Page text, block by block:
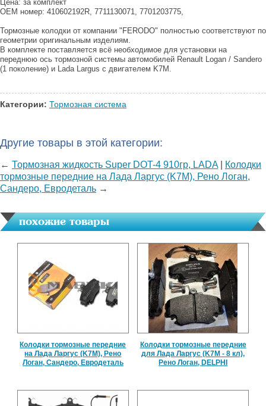
Цена: за комплект
OEM номер: 410602192R, 7711130071, 7701203775,
Тормозные колодки от компании "FERODO" полностью соответствуют по
геометрии оригинальным изделиям.
В комплекте поставляется всё необходимое для установки на
переднюю ось тормозной системы автомобилей Renault Logan / Sandero
(1 поколение) и Lada Largus с двигателем K7M.
Категории: Тормозная система
Другие товары в этой категории:
← Тормозная жидкость Super DOT-4 910гр, LADA|
Колодки
тормозные передние на Лада Ларгус (K7M), Рено Логан,
Сандеро, Евродеталь →
похожие товары
Колодки тормозные передние
на Лада Ларгус (K7M), Рено
Логан, Сандеро, Евродеталь
Колодки тормозные передние
для Лада Ларгус (K7M - 8 кл),
Рено Логан, DELPHI